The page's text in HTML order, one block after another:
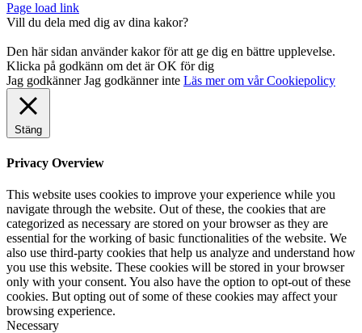
Page load link
Vill du dela med dig av dina kakor?
Den här sidan använder kakor för att ge dig en bättre upplevelse.
Klicka på godkänn om det är OK för dig
Jag godkänner Jag godkänner inte Läs mer om vår Cookiepolicy
Stäng
Privacy Overview
This website uses cookies to improve your experience while you
navigate through the website. Out of these, the cookies that are
categorized as necessary are stored on your browser as they are
essential for the working of basic functionalities of the website. We
also use third-party cookies that help us analyze and understand how
you use this website. These cookies will be stored in your browser
only with your consent. You also have the option to opt-out of these
cookies. But opting out of some of these cookies may affect your
browsing experience.
Necessary